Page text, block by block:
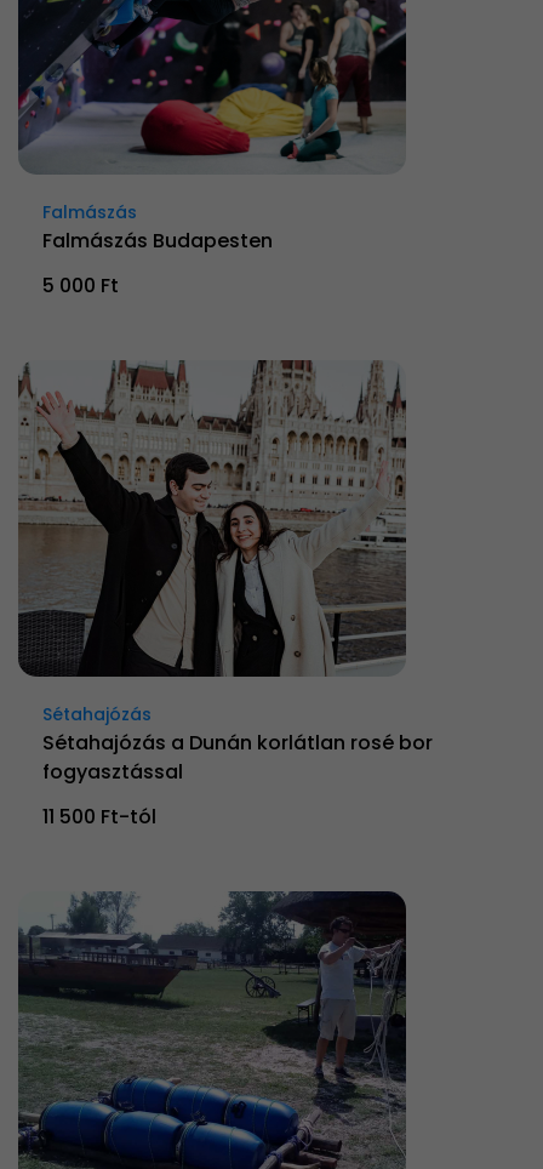
Falmászás
Falmászás Budapesten
5 000 Ft
Sétahajózás
Sétahajózás a Dunán korlátlan rosé bor
fogyasztással
11 500 Ft-tól